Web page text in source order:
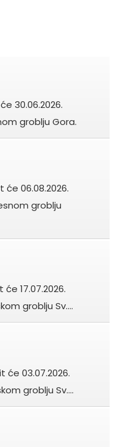
30.06.2026.
groblju Gora.
će 06.08.2026.
groblju
17.07.2026.
groblju Sv.…
će 03.07.2026.
groblju Sv.…